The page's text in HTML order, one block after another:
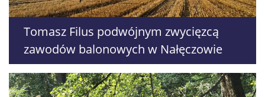
Tomasz Filus podwójnym zwycięzcą
zawodów balonowych w Nałęczowie